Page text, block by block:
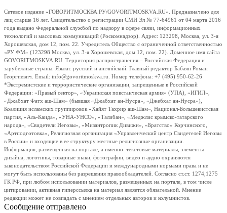
Сетевое издание «ГОВОРИТМОСКВА.РУ/GOVORITMOSKVA.RU». Предназначено для
лиц старше 16 лет. Свидетельство о регистрации СМИ Эл № 77-64961 от 04 марта 2016
года выдано Федеральной службой по надзору в сфере связи, информационных
технологий и массовых коммуникаций (Роскомнадзор). Адрес: 123298, Москва, ул. 3-я
Хорошевская, дом 12, пом. 22. Учредитель Общество с ограниченной ответственностью
«РУ ФМ» (123298 Москва, ул. 3-я Хорошевская, дом 12, пом. 22). Доменное имя сайта
GOVORITMOSKVA.RU. Территория распространения – Российская Федерация и
зарубежные страны. Языки: русский и английский. Главный редактор Бабаян Роман
Георгиевич. Email: info@govoritmoskva.ru. Номер телефона: +7 (495) 950-62-26
*Экстремистские и террористические организации, запрещенные в Российской
Федерации: «Правый сектор», «Украинская повстанческая армия» (УПА), «ИГИЛ»,
«Джабхат Фатх аш-Шам» (бывшая «Джабхат ан-Нусра», «Джебхат ан-Нусра»),
Коалиция исламских группировок «Хайят Тахрир аш-Шам», Национал-Большевистская
партия, «Аль-Каида», «УНА-УНСО», «Талибан», «Меджлис крымско-татарского
народа», «Свидетели Иеговы», «Мизантропик Дивижн», «Братство» Корчинского,
«Артподготовка», Религиозная организация «Управленческий центр Свидетелей Иеговы
в России» и входящие в ее структуру местные религиозные организации.
Информация, размещенная на портале, а именно: текстовые материалы, элементы
дизайна, логотипы, товарные знаки, фотографии, видео и аудио охраняются
законодательством Российской Федерации и международными нормами права и не
могут быть использованы без разрешения правообладателей. Согласно ст.ст. 1274,1275
ГК РФ, при любом использовании материалов, размещенных на портале, в том числе
цитировании, активная гиперссылка на материал является обязательной. Мнение
редакции может не совпадать с мнением отдельных авторов и колумнистов.
Сообщение отправлено